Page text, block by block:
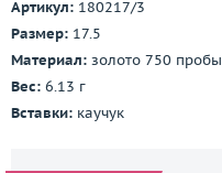
Артикул: 180217/3
Размер: 17.5
Материал: золото 750 пробы
Вес: 6.13 г
Вставки: каучук